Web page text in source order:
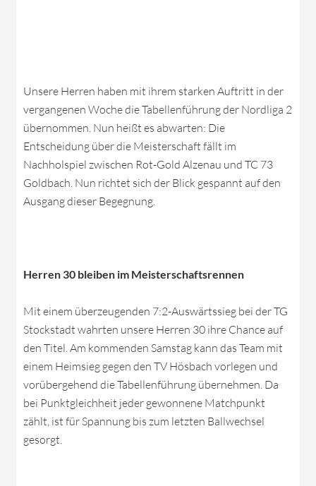
Unsere Herren haben mit ihrem starken Auftritt in der
vergangenen Woche die Tabellenführung der Nordliga 2
übernommen. Nun heißt es abwarten: Die
Entscheidung über die Meisterschaft fällt im
Nachholspiel zwischen Rot-Gold Alzenau und TC 73
Goldbach. Nun richtet sich der Blick gespannt auf den
Ausgang dieser Begegnung.
Herren 30 bleiben im Meisterschaftsrennen
Mit einem überzeugenden 7:2-Auswärtssieg bei der TG
Stockstadt wahrten unsere Herren 30 ihre Chance auf
den Titel. Am kommenden Samstag kann das Team mit
einem Heimsieg gegen den TV Hösbach vorlegen und
vorübergehend die Tabellenführung übernehmen. Da
bei Punktgleichheit jeder gewonnene Matchpunkt
zählt, ist für Spannung bis zum letzten Ballwechsel
gesorgt.